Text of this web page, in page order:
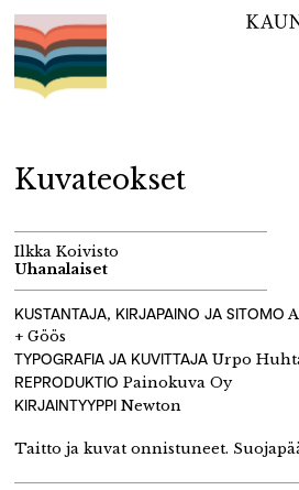
Hyppää
sisältöön
Kuvateokset
Ilkka Koivisto
Uhanalaiset
KUSTANTAJA, KIRJAPAINO JA SITOMO
+ Göös
TYPOGRAFIA JA KUVITTAJA Urpo
REPRODUKTIO Painokuva Oy
KIRJAINTYYPPI Newton
Taitto ja kuvat onnistuneet.